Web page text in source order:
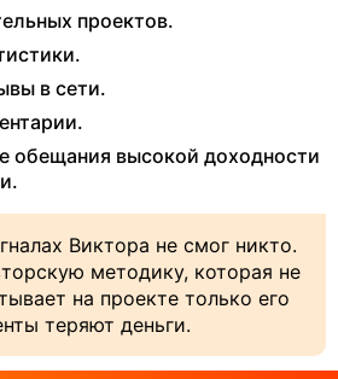
проектов.
в сети.
обещания высокой доходности
Виктора не смог никто.
методику, которая не
на проекте только его
теряют деньги.